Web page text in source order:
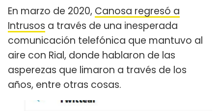
En marzo de 2020, Canosa regresó a
Intrusos a través de una inesperada
comunicación telefónica que mantuvo al
aire con Rial, donde hablaron de las
asperezas que limaron a través de los
años, entre otras cosas.